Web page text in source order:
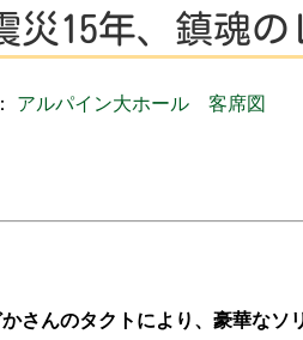
ホールスケジュール
キッズルームプログラム
災15年、鎮魂の
アルパイン大ホール 客席図
さんのタクトにより、豪華な